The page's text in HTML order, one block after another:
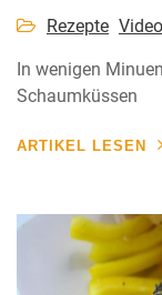
Rezepte
In wenigen
Schaumküssen
ARTIKEL LESEN